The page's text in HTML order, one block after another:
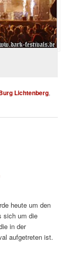
Lichtenberg,
heute um den
sich um die
in der
aufgetreten ist.